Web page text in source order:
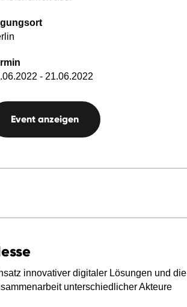
- 21.06.2022
Event anzeigen
innovativer digitaler Lösungen und die
unterschiedlicher Akteure